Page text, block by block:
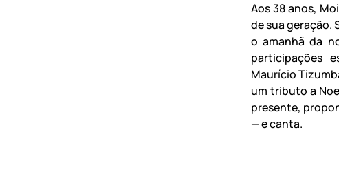
Aos 38 anos,
de sua geração.
o amanhã da
participações
Maurício
um tributo a
presente,
— e canta.